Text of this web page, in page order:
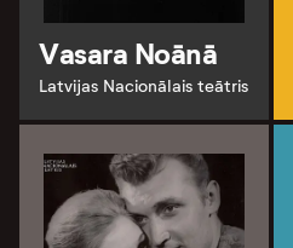
Vasara Noānā
Latvijas Nacionālais teātris